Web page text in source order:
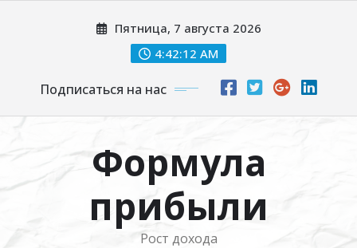
Пятница, 7 августа 2026
4:42:13 AM
Подписаться на нас
Формула
прибыли
Рост дохода